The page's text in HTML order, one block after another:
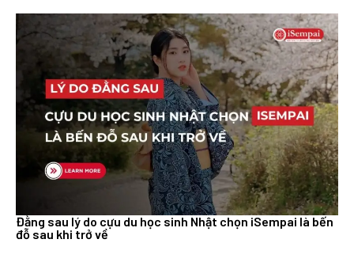
Đằng sau lý do cựu du học sinh Nhật chọn iSempai là bến
đỗ sau khi trở về